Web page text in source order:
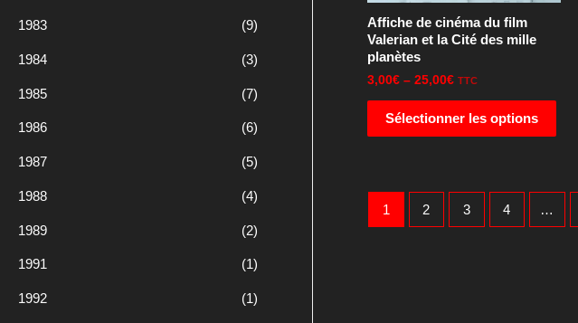
1983 (9)
1984 (3)
1985 (7)
1986 (6)
1987 (5)
1988 (4)
1989 (2)
1991 (1)
1992 (1)
Affiche de cinéma du film
Valerian et la Cité des mille
planètes
3,00€ – 25,00€ TTC
Sélectionner les options
1 2 3 4 …